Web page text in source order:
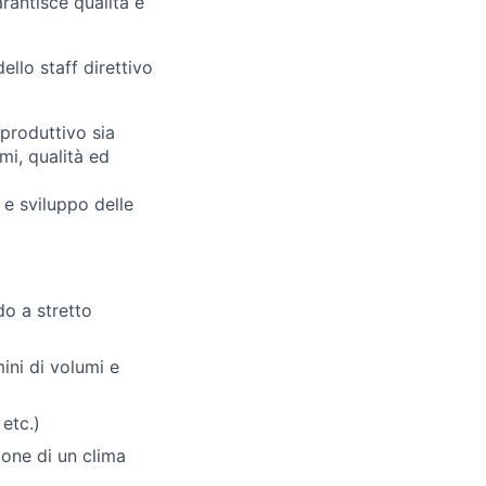
staff direttivo
sia
qualità ed
sviluppo delle
a stretto
di volumi e
di un clima